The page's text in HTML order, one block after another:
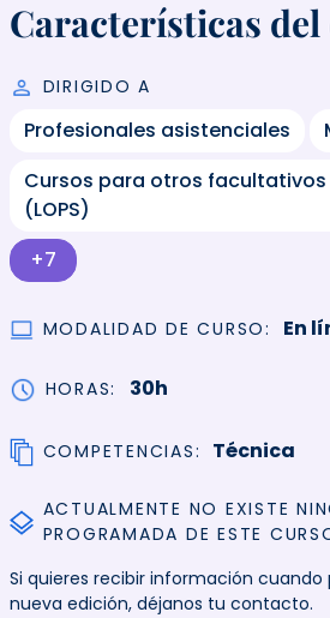
Características
DIRIGIDO A
Profesionales asistenciales
Cursos para otros
(LOPS)
+7
MODALIDAD DE CURSO En
HORAS 30h
COMPETENCIAS Técnica
ACTUALMENTE NO EXISTE
PROGRAMADA DE ESTE
Si quieres recibir información cuando
nueva edición, déjanos tu contacto.